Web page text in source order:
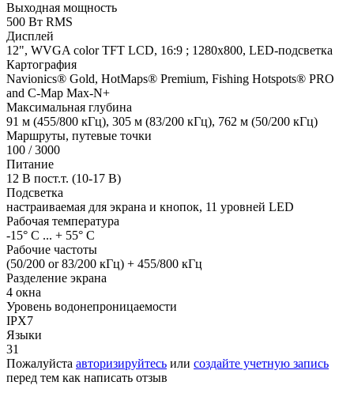
Выходная мощность
500 Вт RMS
Дисплей
12", WVGA color TFT LCD, 16:9 ; 1280х800, LED-подсветка
Картография
Navionics® Gold, HotMaps® Premium, Fishing Hotspots® PRO
and C-Map Max-N+
Максимальная глубина
91 м (455/800 кГц), 305 м (83/200 кГц), 762 м (50/200 кГц)
Маршруты, путевые точки
100 / 3000
Питание
12 В пост.т. (10-17 В)
Подсветка
настраиваемая для экрана и кнопок, 11 уровней LED
Рабочая температура
-15° C ... + 55° C
Рабочие частоты
(50/200 or 83/200 кГц) + 455/800 кГц
Разделение экрана
4 окна
Уровень водонепроницаемости
IPX7
Языки
31
Пожалуйста авторизируйтесь или создайте учетную запись
перед тем как написать отзыв